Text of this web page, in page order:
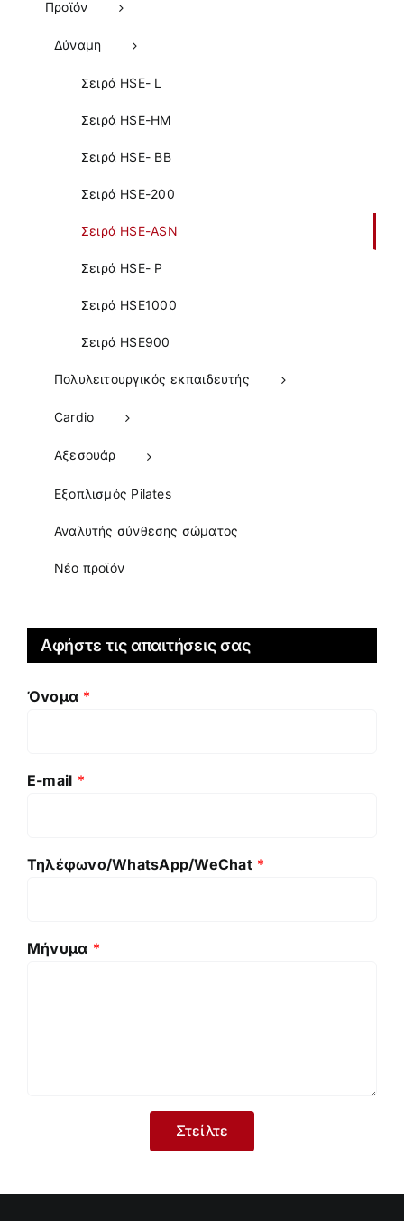
Προϊόν
Δύναμη
Σειρά HSE- L
Σειρά HSE-HM
Σειρά HSE- BB
Σειρά HSE-200
Σειρά HSE-ASN
Σειρά HSE- P
Σειρά HSE1000
Σειρά HSE900
Πολυλειτουργικός εκπαιδευτής
Cardio
Αξεσουάρ
Εξοπλισμός Pilates
Αναλυτής σύνθεσης σώματος
Νέο προϊόν
Αφήστε τις απαιτήσεις σας
Όνομα *
E-mail *
Τηλέφωνο/WhatsApp/WeChat *
Μήνυμα *